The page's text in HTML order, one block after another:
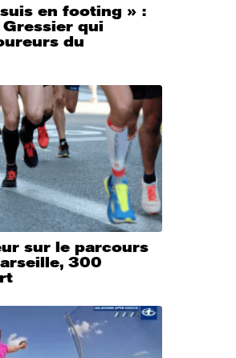
en footing » :
Gressier qui
du
sur le parcours
300